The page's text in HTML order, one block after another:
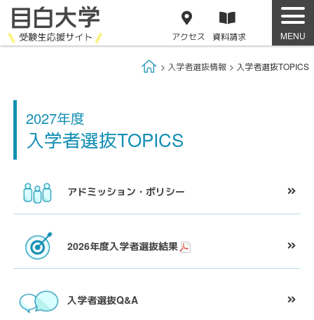
アクセス 資料請求
Home
入学者選抜情報 入学者選抜TOPICS
2027年度
入学者選抜TOPICS
アドミッション・ ポリシー
2026年度入学者選抜結果
入学者選抜Q&A